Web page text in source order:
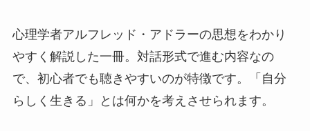
心理学者アルフレッド・アドラーの思想をわかり
やすく解説した一冊。対話形式で進む内容なの
で、初心者でも聴きやすいのが特徴です。「自分
らしく生きる」とは何かを考えさせられます。